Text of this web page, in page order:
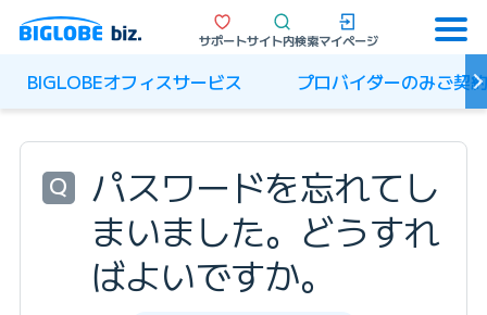
サポートサイト内検索マイページ
BIGLOBEオフィスサービス プロバイダーのみご契
Q
パスワードを忘れてし
まいました。どうすれ
ばよいですか。